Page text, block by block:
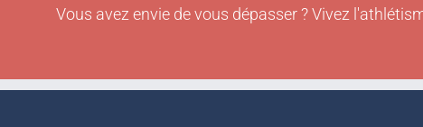
Vous avez envie de vous dépasser ? Vivez